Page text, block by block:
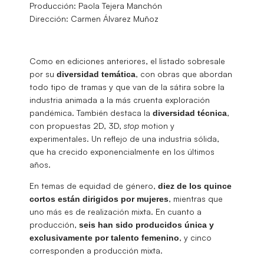
Producción: Paola Tejera Manchón
Dirección: Carmen Álvarez Muñoz
Como en ediciones anteriores, el listado sobresale
por su diversidad temática, con obras que abordan
todo tipo de tramas y que van de la sátira sobre la
industria animada a la más cruenta exploración
pandémica. También destaca la diversidad técnica,
con propuestas 2D, 3D, stop motion y
experimentales. Un reflejo de una industria sólida,
que ha crecido exponencialmente en los últimos
años.
En temas de equidad de género, diez de los quince
cortos están dirigidos por mujeres, mientras que
uno más es de realización mixta. En cuanto a
producción, seis han sido producidos única y
exclusivamente por talento femenino, y cinco
corresponden a producción mixta.